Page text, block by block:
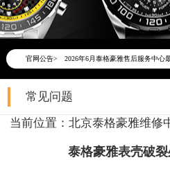
官网公告>
2026年6月泰格豪雅北京市售后服
2026年6月北京市泰格豪雅官方售
2026年6月泰格豪雅售后服务中心
节假日正常营业！
常见问题
当前位置： 北京泰格豪雅维修
泰格豪雅表壳破